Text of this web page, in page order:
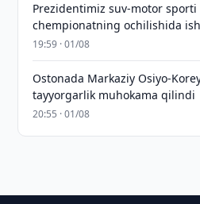
Prezidentimiz suv-motor sporti
chempionatning ochilishida
19:59 · 01/08
Ostonada Markaziy Osiyo-
tayyorgarlik muhokama qilindi
20:55 · 01/08